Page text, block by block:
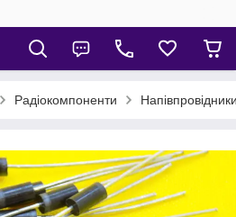
Радіокомпоненти